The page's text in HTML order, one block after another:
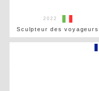
2022
Sculpteur des voyageurs